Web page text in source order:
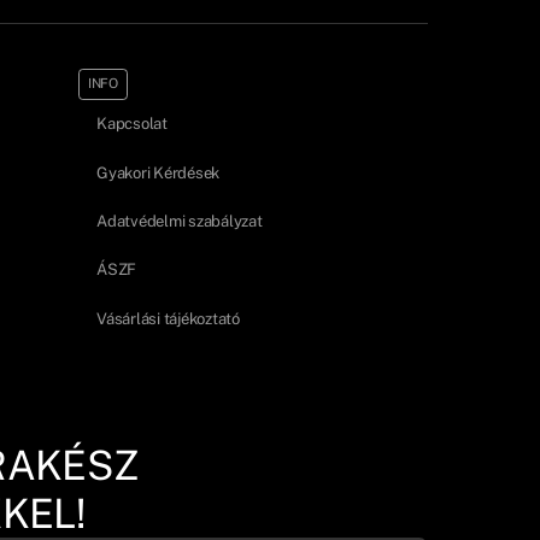
INFO
Kapcsolat
Gyakori Kérdések
Adatvédelmi szabályzat
ÁSZF
Vásárlási tájékoztató